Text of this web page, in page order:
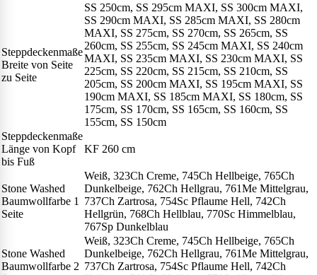
Steppdeckenmaße
Breite von Seite
zu Seite
SS 250cm, SS 295cm MAXI, SS 300cm MAXI,
SS 290cm MAXI, SS 285cm MAXI, SS 280cm
MAXI, SS 275cm, SS 270cm, SS 265cm, SS
260cm, SS 255cm, SS 245cm MAXI, SS 240cm
MAXI, SS 235cm MAXI, SS 230cm MAXI, SS
225cm, SS 220cm, SS 215cm, SS 210cm, SS
205cm, SS 200cm MAXI, SS 195cm MAXI, SS
190cm MAXI, SS 185cm MAXI, SS 180cm, SS
175cm, SS 170cm, SS 165cm, SS 160cm, SS
155cm, SS 150cm
Steppdeckenmaße
Länge von Kopf
bis Fuß
KF 260 cm
Stone Washed
Baumwollfarbe 1
Seite
Weiß, 323Ch Creme, 745Ch Hellbeige, 765Ch
Dunkelbeige, 762Ch Hellgrau, 761Me Mittelgrau,
737Ch Zartrosa, 754Sc Pflaume Hell, 742Ch
Hellgrün, 768Ch Hellblau, 770Sc Himmelblau,
767Sp Dunkelblau
Stone Washed
Baumwollfarbe 2
Weiß, 323Ch Creme, 745Ch Hellbeige, 765Ch
Dunkelbeige, 762Ch Hellgrau, 761Me Mittelgrau,
737Ch Zartrosa, 754Sc Pflaume Hell, 742Ch